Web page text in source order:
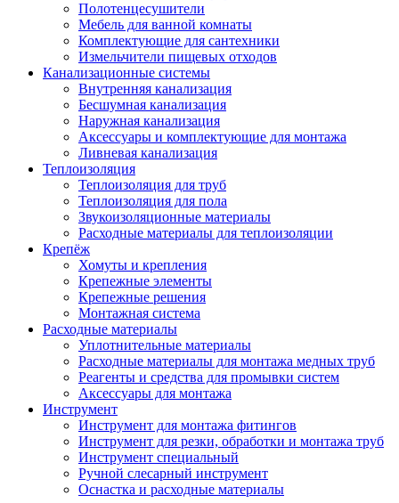
Полотенцесушители
Мебель для ванной комнаты
Комплектующие для сантехники
Измельчители пищевых отходов
Канализационные системы
Внутренняя канализация
Бесшумная канализация
Наружная канализация
Аксессуары и комплектующие для монтажа
Ливневая канализация
Теплоизоляция
Теплоизоляция для труб
Теплоизоляция для пола
Звукоизоляционные материалы
Расходные материалы для теплоизоляции
Крепёж
Хомуты и крепления
Крепежные элементы
Крепежные решения
Монтажная система
Расходные материалы
Уплотнительные материалы
Расходные материалы для монтажа медных труб
Реагенты и средства для промывки систем
Аксессуары для монтажа
Инструмент
Инструмент для монтажа фитингов
Инструмент для резки, обработки и монтажа труб
Инструмент специальный
Ручной слесарный инструмент
Оснастка и расходные материалы